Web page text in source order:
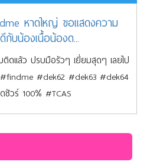
หาดใหญ่ ขอแสดงความ
กับน้องเนื้อน้องด...
ดแล้ว ปรบมือรัวๆ เยี่ยมสุดๆ เลยไป
#dek62 #dek63 #dek64
ชัวร์ 100% #TCAS